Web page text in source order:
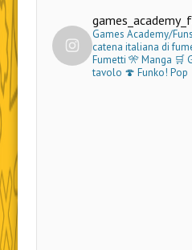
Games Academy/
catena italiana di
Fumetti 🎌 Manga 🛒
tavolo 🍄 Funko! Pop